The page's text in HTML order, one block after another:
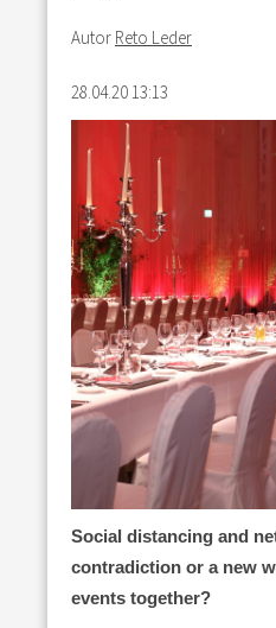
Autor Reto Leder
28.04.20 13:13
Social distancing and
contradiction or a new
events together?